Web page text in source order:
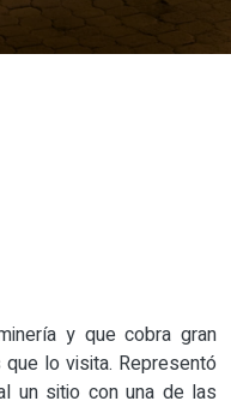
y que cobra gran
lo visita. Representó
un sitio con una de las